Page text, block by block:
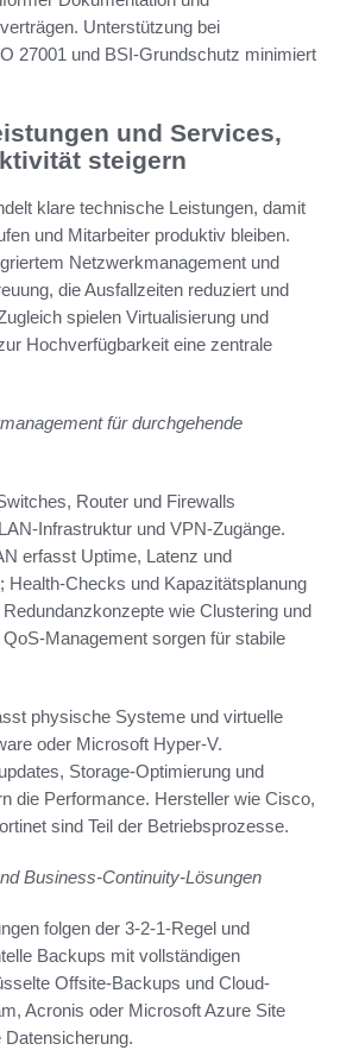
Unterstützung bei
27001 und BSI-Grundschutz minimiert
und Services,
steigern
klare technische Leistungen, damit
und Mitarbeiter produktiv bleiben.
Netzwerkmanagement und
die Ausfallzeiten reduziert und
spielen Virtualisierung und
Hochverfügbarkeit eine zentrale
für durchgehende
Router und Firewalls
Infrastruktur und VPN-Zugänge.
erfasst Uptime, Latenz und
Health-Checks und Kapazitätsplanung
wie Clustering und
Management sorgen für stabile
physische Systeme und virtuelle
oder Microsoft Hyper-V.
Storage-Optimierung und
die Performance. Hersteller wie Cisco,
sind Teil der Betriebsprozesse.
Business-Continuity-Lösungen
folgen der 3-2-1-Regel und
Backups mit vollständigen
Offsite-Backups und Cloud-
Acronis oder Microsoft Azure Site